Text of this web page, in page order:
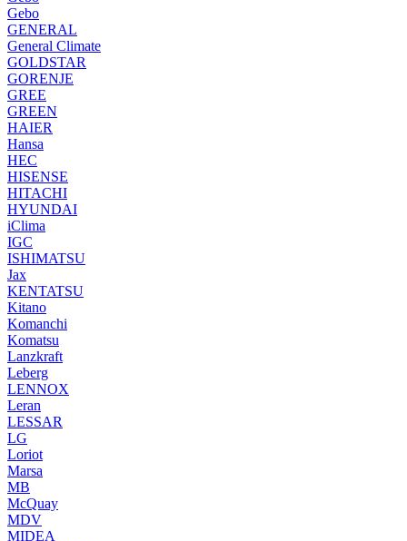
Gebo
GENERAL
General Climate
GOLDSTAR
GORENJE
GREE
GREEN
HAIER
Hansa
HEC
HISENSE
HITACHI
HYUNDAI
iClima
IGC
ISHIMATSU
Jax
KENTATSU
Kitano
Komanchi
Komatsu
Lanzkraft
Leberg
LENNOX
Leran
LESSAR
LG
Loriot
Marsa
MB
McQuay
MDV
MIDEA